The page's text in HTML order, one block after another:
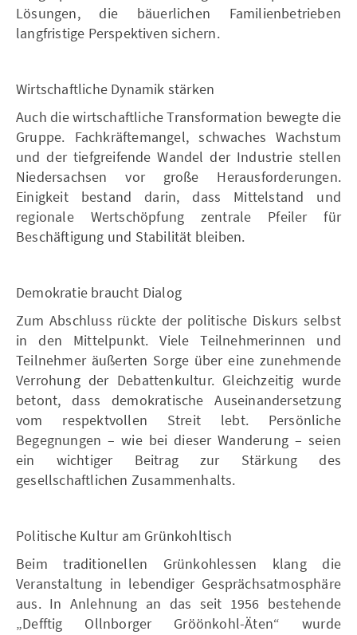
Lösungen, die bäuerlichen Familienbetrieben
langfristige Perspektiven sichern.
Wirtschaftliche Dynamik stärken
Auch die wirtschaftliche Transformation bewegte die
Gruppe. Fachkräftemangel, schwaches Wachstum
und der tiefgreifende Wandel der Industrie stellen
Niedersachsen vor große Herausforderungen.
Einigkeit bestand darin, dass Mittelstand und
regionale Wertschöpfung zentrale Pfeiler für
Beschäftigung und Stabilität bleiben.
Demokratie braucht Dialog
Zum Abschluss rückte der politische Diskurs selbst
in den Mittelpunkt. Viele Teilnehmerinnen und
Teilnehmer äußerten Sorge über eine zunehmende
Verrohung der Debattenkultur. Gleichzeitig wurde
betont, dass demokratische Auseinandersetzung
vom respektvollen Streit lebt. Persönliche
Begegnungen – wie bei dieser Wanderung – seien
ein wichtiger Beitrag zur Stärkung des
gesellschaftlichen Zusammenhalts.
Politische Kultur am Grünkohltisch
Beim traditionellen Grünkohlessen klang die
Veranstaltung in lebendiger Gesprächsatmosphäre
aus. In Anlehnung an das seit 1956 bestehende
„Defftig Ollnborger Gröönkohl-Äten“ wurde